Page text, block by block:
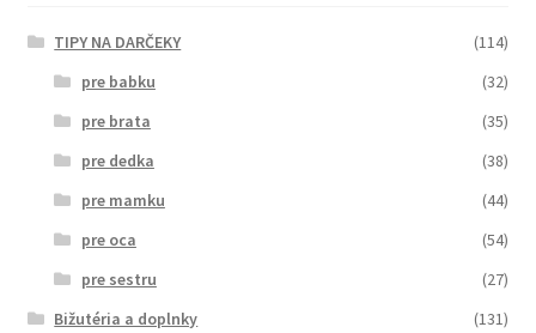
TIPY NA DARČEKY
(114)
pre babku
(32)
pre brata
(35)
pre dedka
(38)
pre mamku
(44)
pre oca
(54)
pre sestru
(27)
Bižutéria a doplnky
(131)